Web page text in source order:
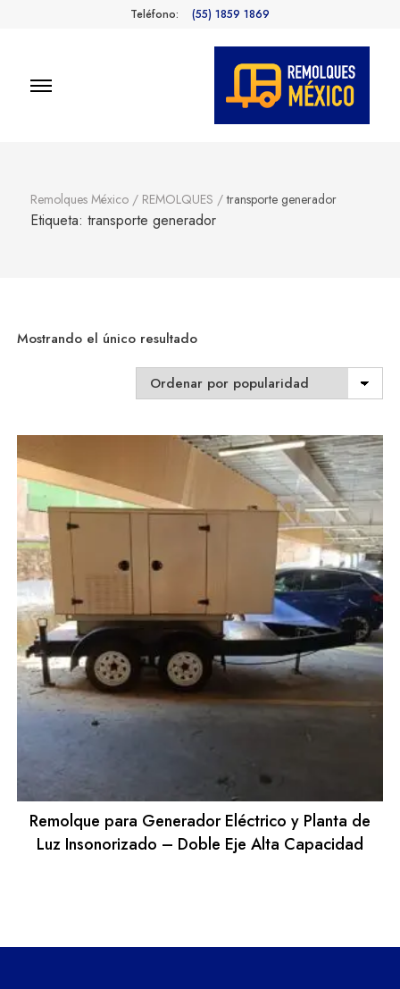
Teléfono: (55) 1859 1869
Remolques México / REMOLQUES /transporte generador
Etiqueta: transporte generador
Mostrando el único resultado
Remolque para Generador Eléctrico y Planta de
Luz Insonorizado – Doble Eje Alta Capacidad